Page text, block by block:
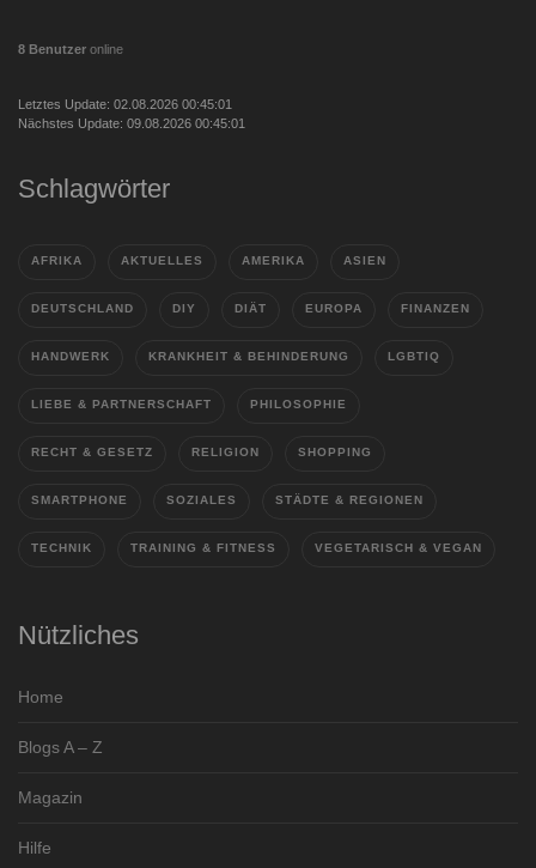
8 Benutzer online
Letztes Update: 02.08.2026 00:45:01
Nächstes Update: 09.08.2026 00:45:01
Schlagwörter
AFRIKA AKTUELLES AMERIKA ASIEN
DEUTSCHLAND DIY DIÄT EUROPA FINANZEN
HANDWERK KRANKHEIT & BEHINDERUNG LGBTIQ
LIEBE & PARTNERSCHAFT PHILOSOPHIE
RECHT & GESETZ RELIGION SHOPPING
SMARTPHONE SOZIALES STÄDTE & REGIONEN
TECHNIK TRAINING & FITNESS VEGETARISCH & VEGAN
Nützliches
Home
Blogs A – Z
Magazin
Hilfe